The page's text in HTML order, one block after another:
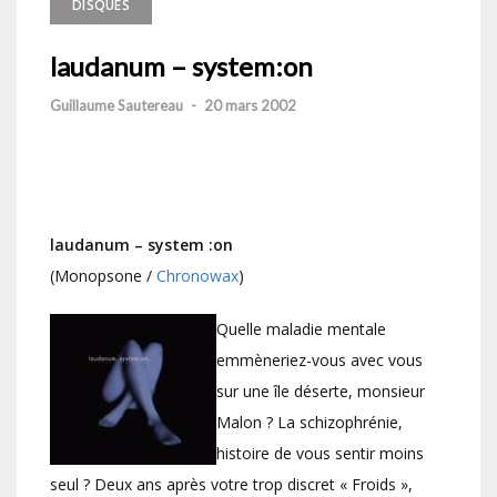
DISQUES
laudanum – system:on
Guillaume Sautereau - 20 mars 2002
laudanum – system :on
(Monopsone / Chronowax)
Quelle maladie mentale
emmèneriez-vous avec vous
sur une île déserte, monsieur
Malon ? La schizophrénie,
histoire de vous sentir moins
seul ? Deux ans après votre trop discret « Froids »,